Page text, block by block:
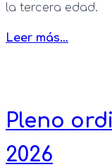
la tercera edad.
Leer más…
Pleno
2026